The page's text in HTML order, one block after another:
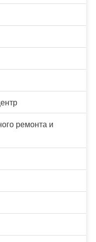
ремонта и